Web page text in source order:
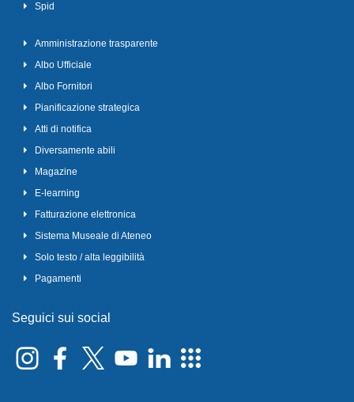
Spid
Amministrazione trasparente
Albo Ufficiale
Albo Fornitori
Pianificazione strategica
Atti di notifica
Diversamente abili
Magazine
E-learning
Fatturazione elettronica
Sistema Museale di Ateneo
Solo testo / alta leggibilità
Pagamenti
Seguici sui social